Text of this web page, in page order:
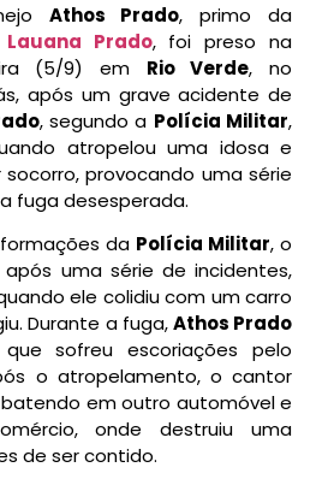
Athos Prado, primo da
Lauana Prado, foi preso na
(5/9) em Rio Verde, no
após um grave acidente de
, segundo a Polícia Militar,
atropelou uma idosa e
provocando uma série
fuga desesperada.
da Polícia Militar, o
uma série de incidentes,
ele colidiu com um carro
Durante a fuga,Athos Prado
sofreu escoriações pelo
o atropelamento, o cantor
em outro automóvel e
onde destruiu uma
de ser contido.